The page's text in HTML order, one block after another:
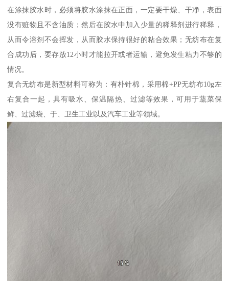
在涂抹胶水时，必须将胶水涂抹在正面，一定要干燥、干净，表面
没有赃物且不含油质；然后在胶水中加入少量的稀释剂进行稀释，
从而令溶剂不会挥发，从而胶水保持很好的粘合效果；无纺布在复
合成功后，要存放12小时才能拉开或者运输，避免发生粘力不够的
情况。
复合无纺布是新型材料可称为：有朴针棉，采用棉+PP无纺布10g左
右复合一起，具有吸水、保温隔热、过滤等效果，可用于蔬菜保
鲜、过滤袋、于、卫生工业以及汽车工业等领域。